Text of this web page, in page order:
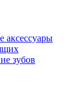
аксессуары
зубов